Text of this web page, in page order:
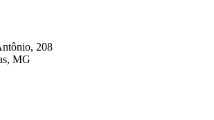
208
MG